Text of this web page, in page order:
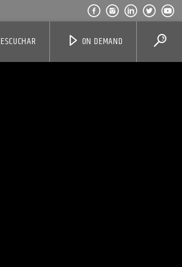
ON DEMAND
ESCUCHAR